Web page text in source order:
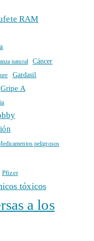
RAM
natural Cáncer
Gardasil
Gripe A
peligrosos
Pfizer
tóxicos
a los